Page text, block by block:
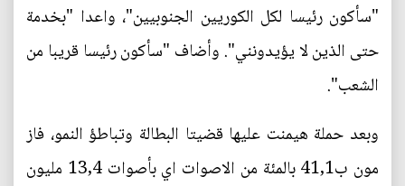
"سأكون رئيسا لكل الكوريين الجنوبيين"، واعدا "بخدمة
حتى الذين لا يؤيدونني". وأضاف "سأكون رئيسا قريبا من
الشعب".
وبعد حملة هيمنت عليها قضيتا البطالة وتباطؤ النمو، فاز
مون ب41,1 بالمئة من الاصوات اي بأصوات 13,4 مليون